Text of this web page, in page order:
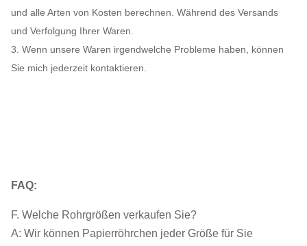
und alle Arten von Kosten berechnen. Während des Versands
und Verfolgung Ihrer Waren.
3. Wenn unsere Waren irgendwelche Probleme haben, können
Sie mich jederzeit kontaktieren.
FAQ:
F. Welche Rohrgrößen verkaufen Sie?
A: Wir können Papierröhrchen jeder Größe für Sie